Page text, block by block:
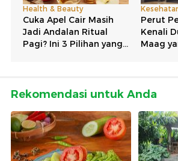
Rekomendasi untuk Anda